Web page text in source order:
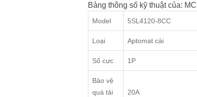
Bảng thông số kỹ thuật của:
Model 5SL4120-8CC
Loại Aptomat cài
Số cực 1P
Bảo vệ
quá tải
20A